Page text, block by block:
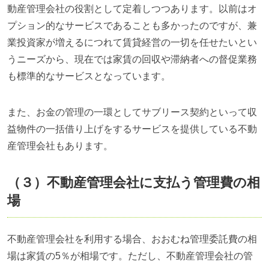
動産管理会社の役割として定着しつつあります。以前はオ
プション的なサービスであることも多かったのですが、兼
業投資家が増えるにつれて賃貸経営の一切を任せたいとい
うニーズから、現在では家賃の回収や滞納者への督促業務
も標準的なサービスとなっています。
また、お金の管理の一環としてサブリース契約といって収
益物件の一括借り上げをするサービスを提供している不動
産管理会社もあります。
（３）不動産管理会社に支払う管理費の相
場
不動産管理会社を利用する場合、おおむね管理委託費の相
場は家賃の5％が相場です。ただし、不動産管理会社の管